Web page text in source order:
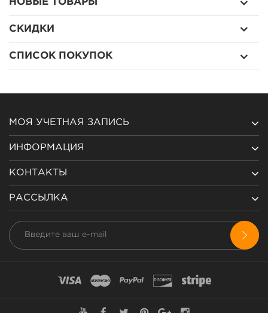
НОВЫЕ ТОВАРЫ
СКИДКИ
СПИСОК ПОКУПОК
МОЯ УЧЕТНАЯ ЗАПИСЬ
ИНФОРМАЦИЯ
КОНТАКТЫ
РАССЫЛКА